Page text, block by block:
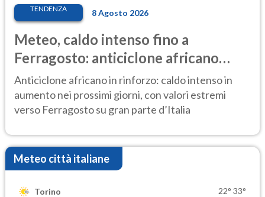
TENDENZA 8 Agosto 2026
Meteo, caldo intenso fino a
Ferragosto: anticiclone africano
ancora protagonista
Anticiclone africano in rinforzo: caldo intenso in
aumento nei prossimi giorni, con valori estremi
verso Ferragosto su gran parte d’Italia
Meteo città italiane
Torino 22° 33°